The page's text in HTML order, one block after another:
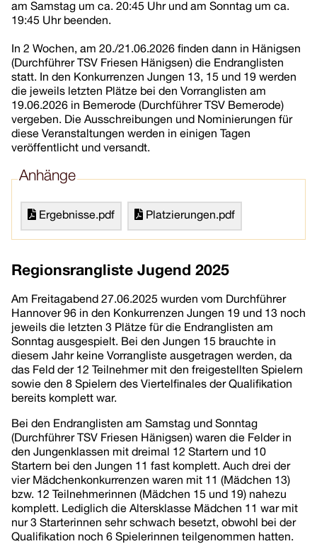
am Samstag um ca. 20:45 Uhr und am Sonntag um ca.
19:45 Uhr beenden.
In 2 Wochen, am 20./21.06.2026 finden dann in Hänigsen
(Durchführer TSV Friesen Hänigsen) die Endranglisten
statt. In den Konkurrenzen Jungen 13, 15 und 19 werden
die jeweils letzten Plätze bei den Vorranglisten am
19.06.2026 in Bemerode (Durchführer TSV Bemerode)
vergeben. Die Ausschreibungen und Nominierungen für
diese Veranstaltungen werden in einigen Tagen
veröffentlicht und versandt.
Anhänge
Ergebnisse.pdf Platzierungen.pdf
Regionsrangliste Jugend 2025
Am Freitagabend 27.06.2025 wurden vom Durchführer
Hannover 96 in den Konkurrenzen Jungen 19 und 13 noch
jeweils die letzten 3 Plätze für die Endranglisten am
Sonntag ausgespielt. Bei den Jungen 15 brauchte in
diesem Jahr keine Vorrangliste ausgetragen werden, da
das Feld der 12 Teilnehmer mit den freigestellten Spielern
sowie den 8 Spielern des Viertelfinales der Qualifikation
bereits komplett war.
Bei den Endranglisten am Samstag und Sonntag
(Durchführer TSV Friesen Hänigsen) waren die Felder in
den Jungenklassen mit dreimal 12 Startern und 10
Startern bei den Jungen 11 fast komplett. Auch drei der
vier Mädchenkonkurrenzen waren mit 11 (Mädchen 13)
bzw. 12 Teilnehmerinnen (Mädchen 15 und 19) nahezu
komplett. Lediglich die Altersklasse Mädchen 11 war mit
nur 3 Starterinnen sehr schwach besetzt, obwohl bei der
Qualifikation noch 6 Spielerinnen teilgenommen hatten.